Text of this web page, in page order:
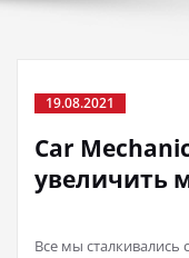
19.08.2021
Car
увеличить
Все мы сталкивались